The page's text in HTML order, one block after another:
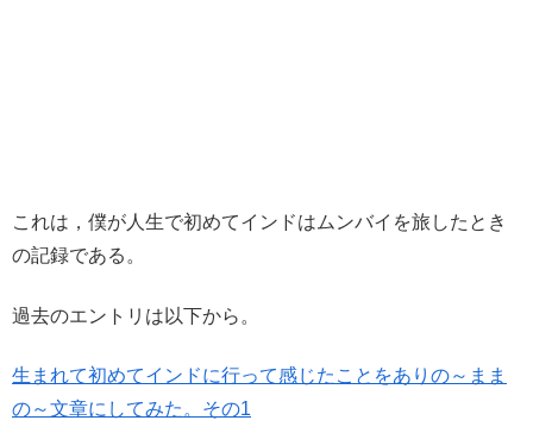
これは，僕が人生で初めてインドはムンバイを旅したとき
の記録である。
過去のエントリは以下から。
生まれて初めてインドに行って感じたことをありの～まま
の～文章にしてみた。その1